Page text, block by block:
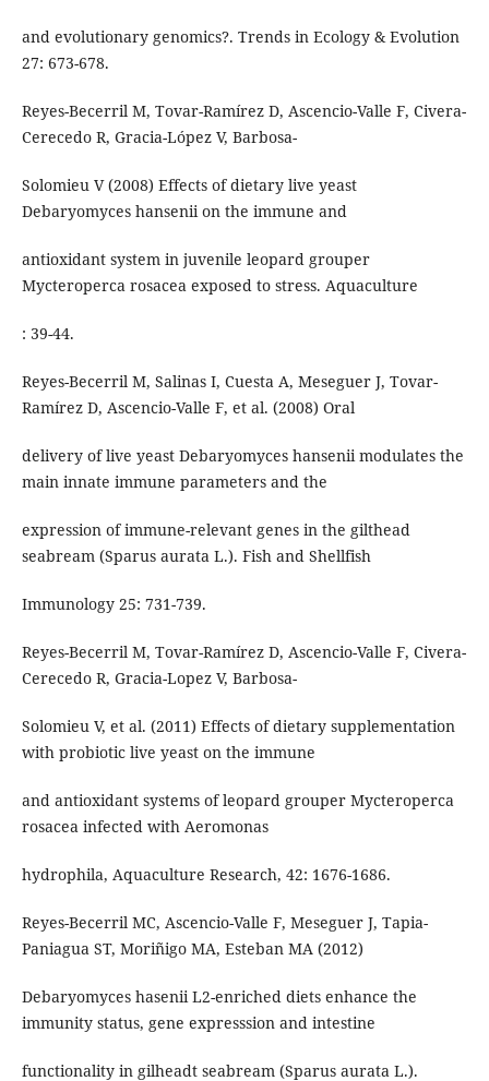
and evolutionary genomics?. Trends in Ecology & Evolution
27: 673-678.
Reyes-Becerril M, Tovar-Ramírez D, Ascencio-Valle F, Civera-
Cerecedo R, Gracia-López V, Barbosa-
Solomieu V (2008) Effects of dietary live yeast
Debaryomyces hansenii on the immune and
antioxidant system in juvenile leopard grouper
Mycteroperca rosacea exposed to stress. Aquaculture
: 39-44.
Reyes-Becerril M, Salinas I, Cuesta A, Meseguer J, Tovar-
Ramírez D, Ascencio-Valle F, et al. (2008) Oral
delivery of live yeast Debaryomyces hansenii modulates the
main innate immune parameters and the
expression of immune-relevant genes in the gilthead
seabream (Sparus aurata L.). Fish and Shellfish
Immunology 25: 731-739.
Reyes-Becerril M, Tovar-Ramírez D, Ascencio-Valle F, Civera-
Cerecedo R, Gracia-Lopez V, Barbosa-
Solomieu V, et al. (2011) Effects of dietary supplementation
with probiotic live yeast on the immune
and antioxidant systems of leopard grouper Mycteroperca
rosacea infected with Aeromonas
hydrophila, Aquaculture Research, 42: 1676-1686.
Reyes-Becerril MC, Ascencio-Valle F, Meseguer J, Tapia-
Paniagua ST, Moriñigo MA, Esteban MA (2012)
Debaryomyces hasenii L2-enriched diets enhance the
immunity status, gene expresssion and intestine
functionality in gilheadt seabream (Sparus aurata L.).